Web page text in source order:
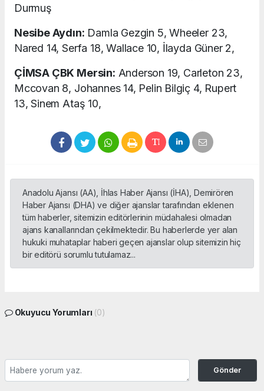
Durmuş
Nesibe Aydın: Damla Gezgin 5, Wheeler 23,
Nared 14, Serfa 18, Wallace 10, İlayda Güner 2,
ÇİMSA ÇBK Mersin: Anderson 19, Carleton 23,
Mccovan 8, Johannes 14, Pelin Bilgiç 4, Rupert
13, Sinem Ataş 10,
Anadolu Ajansı (AA), İhlas Haber Ajansı (İHA), Demirören
Haber Ajansı (DHA) ve diğer ajanslar tarafından eklenen
tüm haberler, sitemizin editörlerinin müdahalesi olmadan
ajans kanallarından çekilmektedir. Bu haberlerde yer alan
hukuki muhataplar haberi geçen ajanslar olup sitemizin hiç
bir editörü sorumlu tutulamaz...
Okuyucu Yorumları (0)
Gönder